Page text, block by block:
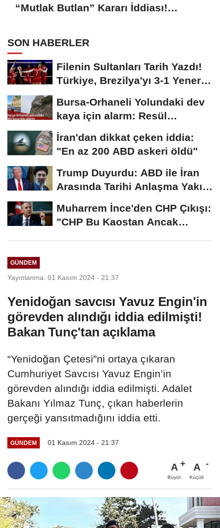
“Mutlak Butlan” Kararı İddiası!
SON HABERLER
Filenin Sultanları Tarih Yazdı!
Türkiye, Brezilya'yı 3-1 Yenerek
Bursa-Orhaneli Yolundaki dev
kaya için alarm: Resül
Kaplan'dan yetkililere...
İran'dan dikkat çeken iddia:
"En az 200 ABD askeri öldü"
Trump Duyurdu: ABD ile İran
Arasında Tarihi Anlaşma Yakın!
Muharrem İnce'den CHP Çıkışı:
"CHP Bu Kaostan Ancak
GÜNDEM
Yayınlanma: 01 Kasım 2024 - 21:37
Yenidoğan savcısı Yavuz Engin'in
görevden alındığı iddia edilmişti!
Bakan Tunç'tan açıklama
“Yenidoğan Çetesi”ni ortaya çıkaran
Cumhuriyet Savcısı Yavuz Engin’in
görevden alındığı iddia edilmişti. Adalet
Bakanı Yılmaz Tunç, çıkan haberlerin
gerçeği yansıtmadığını iddia etti.
GÜNDEM 01 Kasım 2024 - 21:37
A
Büyüt
A
Küçült